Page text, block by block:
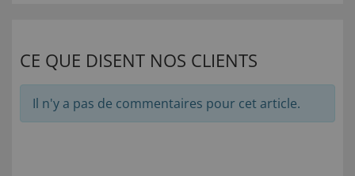
CE QUE DISENT NOS CLIENTS
Il n'y a pas de commentaires pour cet article.